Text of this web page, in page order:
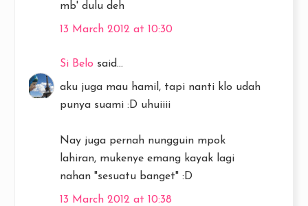
mb' dulu deh
13 March 2012 at 10:30
Si Belo said...
aku juga mau hamil, tapi nanti klo udah
punya suami :D uhuiiii
Nay juga pernah nungguin mpok
lahiran, mukenye emang kayak lagi
nahan "sesuatu banget" :D
13 March 2012 at 10:38